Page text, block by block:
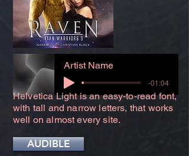
Artist Name
-01:04
Helvetica Light is an easy-to-read font,
with tall and narrow letters, that works
well on almost every site.
AUDIBLE